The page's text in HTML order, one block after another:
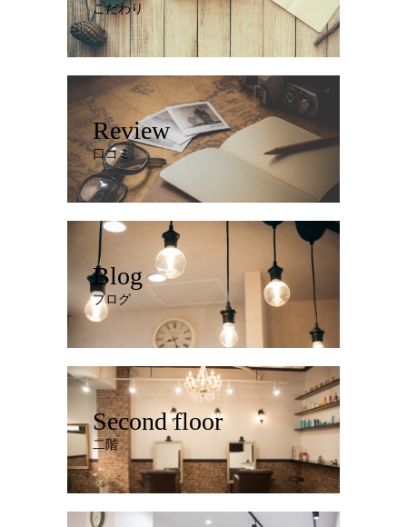
こだわり
Review
口コミ
Blog
ブログ
Second floor
二階